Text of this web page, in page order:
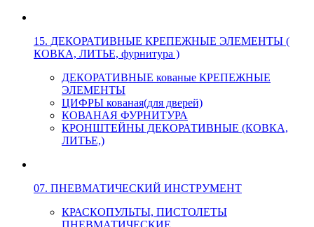
15. ДЕКОРАТИВНЫЕ КРЕПЕЖНЫЕ ЭЛЕМЕНТЫ (
КОВКА, ЛИТЬЕ, фурнитура )
ДЕКОРАТИВНЫЕ кованые КРЕПЕЖНЫЕ
ЭЛЕМЕНТЫ
ЦИФРЫ кованая(для дверей)
КОВАНАЯ ФУРНИТУРА
КРОНШТЕЙНЫ ДЕКОРАТИВНЫЕ (КОВКА,
ЛИТЬЕ,)
07. ПНЕВМАТИЧЕСКИЙ ИНСТРУМЕНТ
КРАСКОПУЛЬТЫ, ПИСТОЛЕТЫ
ПНЕВМАТИЧЕСКИЕ